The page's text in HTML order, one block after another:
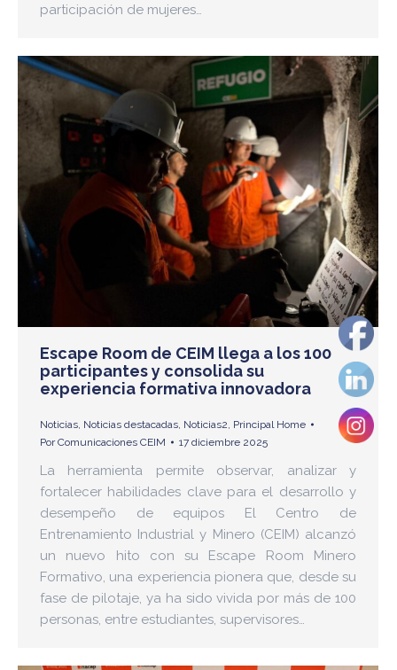
participación de mujeres…
Escape Room de CEIM llega a los 100
participantes y consolida su
experiencia formativa innovadora
Noticias Noticias destacadas Noticias2 Principal Home
PorComunicaciones CEIM 17 diciembre 2025
La herramienta permite observar, analizar y
fortalecer habilidades clave para el desarrollo y
desempeño de equipos El Centro de
Entrenamiento Industrial y Minero (CEIM) alcanzó
un nuevo hito con su Escape Room Minero
Formativo, una experiencia pionera que, desde su
fase de pilotaje, ya ha sido vivida por más de 100
personas, entre estudiantes, supervisores…